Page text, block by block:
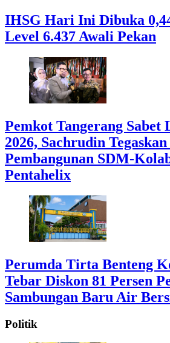
IHSG Hari Ini Dibuka
Level 6.437 Awali Pekan
Pemkot Tangerang Sabet
2026, Sachrudin
Pembangunan SDM-
Pentahelix
Perumda Tirta Benteng
Tebar Diskon 81 Persen
Sambungan Baru Air
Politik